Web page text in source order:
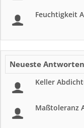
Feuchtigkeit
Neueste Antworten
Keller
Maßtoleranz